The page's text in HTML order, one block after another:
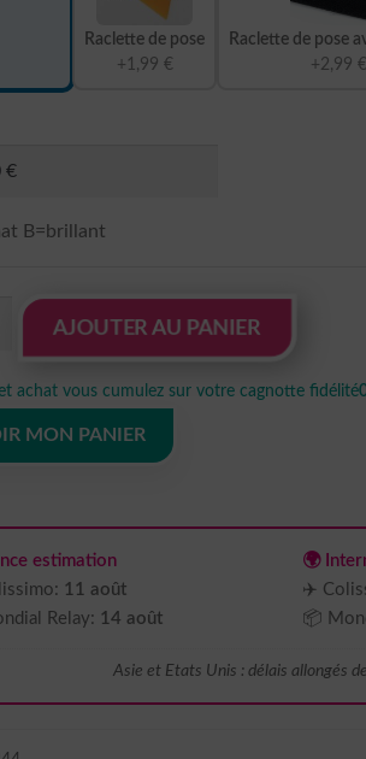
Raclette de pose
+1,99 €
Raclette de pose
+2,99 €
B=brillant
AJOUTER AU PANIER
achat vous cumulez sur votre cagnotte fidélité
MON PANIER
estimation
11 août
Relay: 14 août
🌍
✈️
📦
Asie et Etats Unis : délais allongés